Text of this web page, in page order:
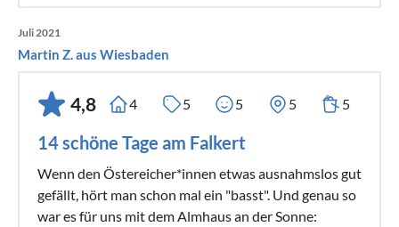
Juli 2021
Martin Z. aus Wiesbaden
4,8 4 5 5 5 5
14 schöne Tage am Falkert
Wenn den Östereicher*innen etwas ausnahmslos gut
gefällt, hört man schon mal ein "basst". Und genau so
war es für uns mit dem Almhaus an der Sonne: